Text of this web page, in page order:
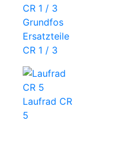
Grundfos
Ersatzteile
CR 1 / 3
Laufrad CR
5